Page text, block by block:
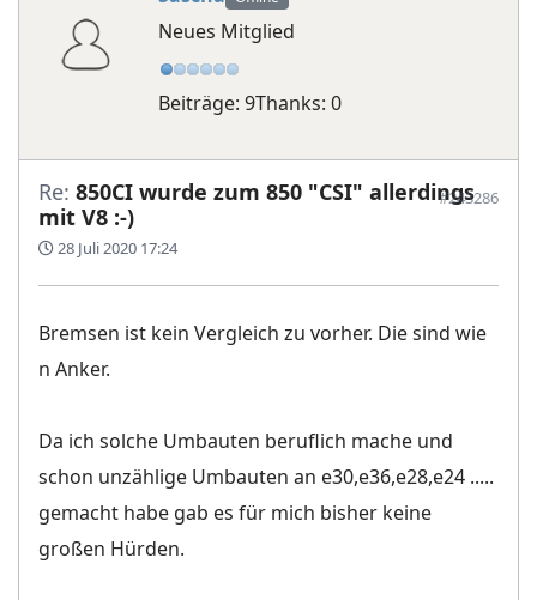
Neues Mitglied
Beiträge: 9Thanks: 0
Re: 850CI wurde zum 850 "CSI" allerdings
mit V8 :-)
28 Juli 2020 17:24
#243286
Bremsen ist kein Vergleich zu vorher. Die sind wie
n Anker.
Da ich solche Umbauten beruflich mache und
schon unzählige Umbauten an e30,e36,e28,e24 .....
gemacht habe gab es für mich bisher keine
großen Hürden.